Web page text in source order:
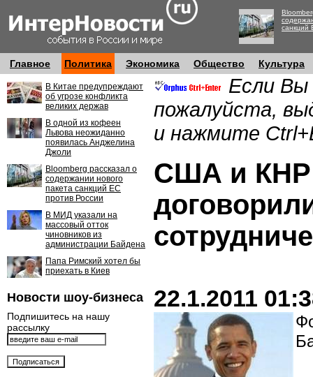
санкций
Главное Политика Экономика Общество Культура
В Китае предупреждают
об угрозе конфликта
великих держав
В одной из кофеен
Львова неожиданно
появилась Анджелина
Джоли
Bloomberg рассказал о
содержании нового
пакета санкций ЕС
против России
В МИД указали на
массовый отток
чиновников из
администрации Байдена
Папа Римский хотел бы
приехать в Киев
Новости шоу-бизнеса
Подпишитесь на нашу
рассылку
Если Вы
пожалуйста,
и нажмите
США и КНР
22.1.2011